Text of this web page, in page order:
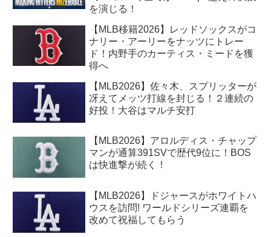
を演じる！
【MLB移籍2026】レッドソックスがコ
ナリー・アーリーをナッツにトレー
ド！内野手のカーティス・ミードを獲
得へ
【MLB2026】佐々木、スプリッターが
冴えてメッツ打線を封じる！２連続の
好投！大谷はマルチ安打
【MLB2026】アロルディス・チャップ
マンが通算391SVで歴代9位に！BOS
は快進撃が続く！
【MLB2026】ドジャースがホワイトハ
ウスを訪問! ワールドシリーズ連覇を
改めて祝福してもらう